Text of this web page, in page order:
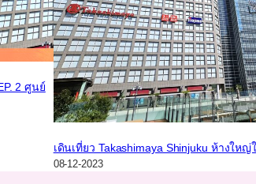
2 ศูนย์
เดินเที่ยว Takashimaya Shinjuku ห้างให
08-12-2023